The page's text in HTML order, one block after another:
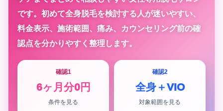
です。初めて全身脱毛を検討する人が迷いやすい、
料金表示、施術範囲、痛み、カウンセリング前の確
認点を分かりやすく整理します。
確認1
6ヶ月分0円
条件を見る
確認2
全身＋VIO
対象範囲を見る